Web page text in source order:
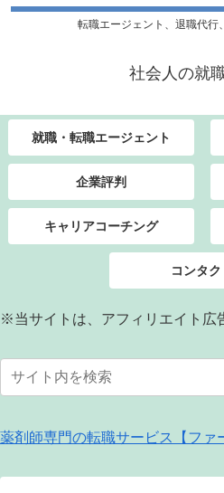
転職エージェント、退職代行
社会人の就
就職・転職エージェント
企業評判
キャリアコーチング
コンタク
※当サイトは、アフィリエイト広
薬剤師専門の転職サービス【ファ